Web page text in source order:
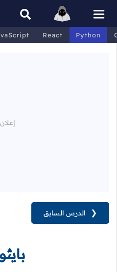
React Python
❮ الدرس السابق